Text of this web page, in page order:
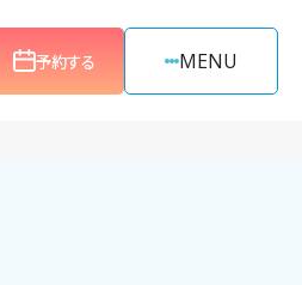
予約する MENU